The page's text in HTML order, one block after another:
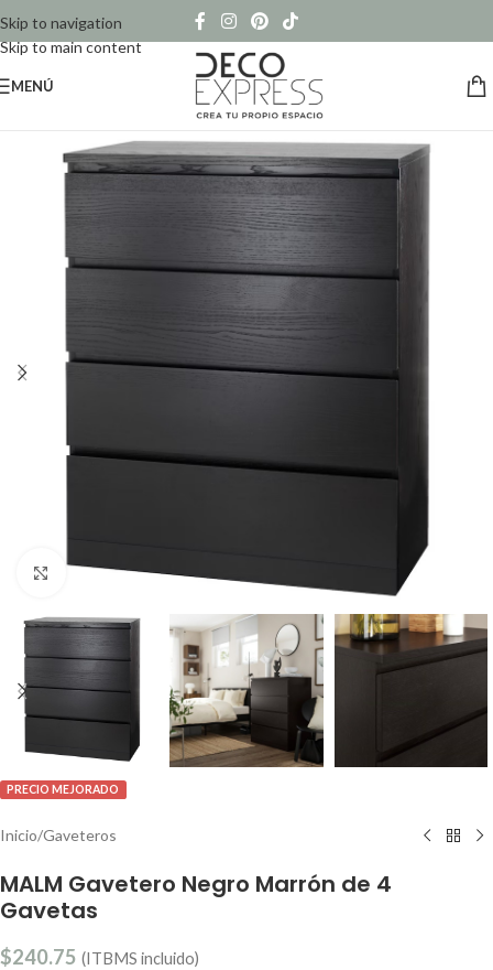
Skip to navigation
Skip to main content
MENÚ
Clic para ampliar
PRECIO MEJORADO
Inicio/Gaveteros
MALM Gavetero Negro Marrón de 4
Gavetas
$240.75 (ITBMS incluido)